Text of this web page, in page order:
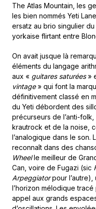
The Atlas Mountain, les
les bien nommés Yeti
ersatz au brio singulier
yorkaise flirtant entre
On avait jusque là
éléments du langage
aux « guitares saturées»
vintage» qui font la
définitivement classé en
du Yeti débordent des
précurseurs de l’anti-
krautrock et de la noise,
l’analogique dans le son.
reconnaît dans des
Wheelle meilleur de
Can, voire de Fugazi (sic
Arpeggiatorpour l’autre),
l’horizon mélodique tracé
appel aux grands